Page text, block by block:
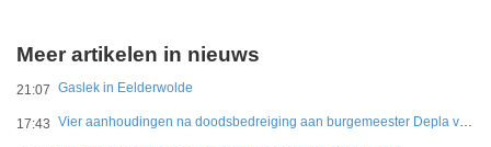
Meer artikelen in nieuws
21:07 Gaslek in Eelderwolde
17:43 Vier aanhoudingen na doodsbedreiging aan burgemeester Depla van Breda